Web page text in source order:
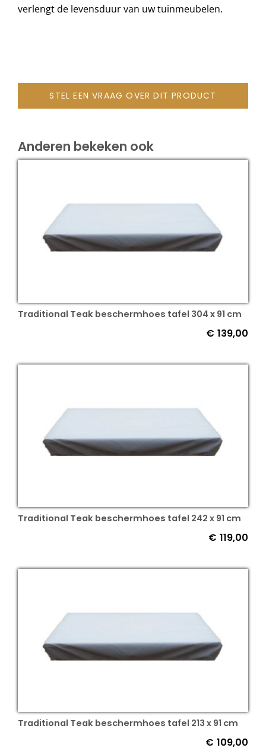
verlengt de levensduur van uw tuinmeubelen.
STEL EEN VRAAG OVER DIT PRODUCT
Anderen bekeken ook
Traditional Teak beschermhoes tafel 304 x 91 cm
€ 139,00
Traditional Teak beschermhoes tafel 242 x 91 cm
€ 119,00
Traditional Teak beschermhoes tafel 213 x 91 cm
€ 109,00